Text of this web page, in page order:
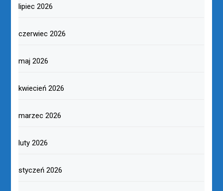
lipiec 2026
czerwiec 2026
maj 2026
kwiecień 2026
marzec 2026
luty 2026
styczeń 2026